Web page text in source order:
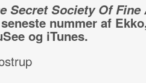
Secret Society Of
nummer af
og iTunes.